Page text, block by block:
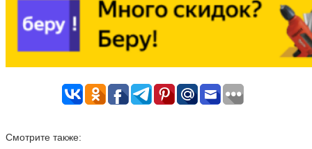
Смотрите также: